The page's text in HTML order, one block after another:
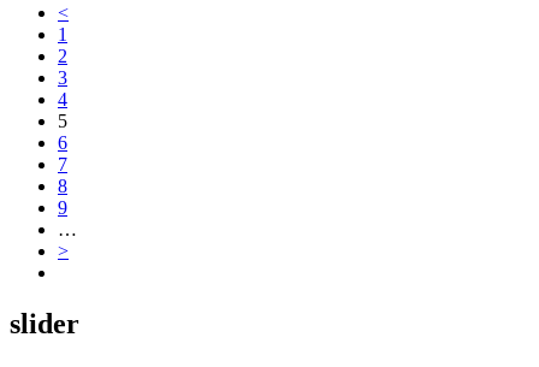
<
1
2
3
4
5
6
7
8
9
…
>
slider